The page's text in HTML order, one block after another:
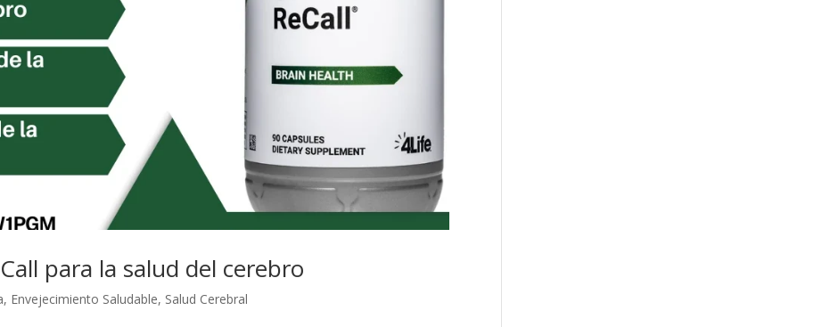
para la salud del cerebro
, Envejecimiento Saludable, Salud Cerebral